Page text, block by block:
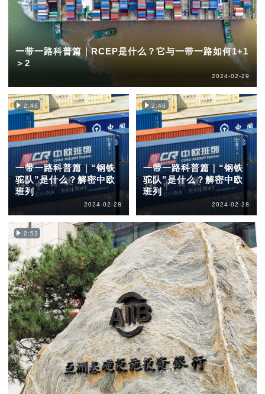
一带一路科普篇｜RCEP是什么？它与一带一路如何1+1
＞2
2024-02-29
2:46
一带一路科普篇｜“钢铁
驼队”是什么？解密中欧
班列
2024-02-28
2:46
一带一路科普篇｜“钢铁
驼队”是什么？解密中欧
班列
2024-02-28
2:52